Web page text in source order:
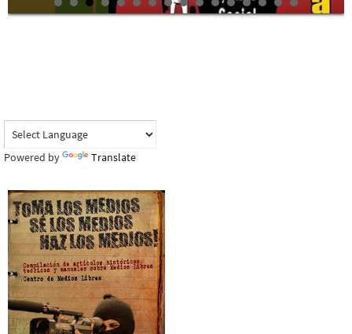
Powered by Translate